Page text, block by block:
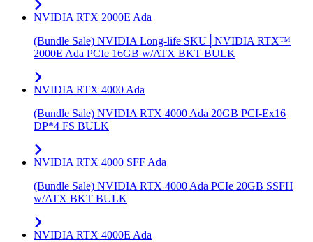
NVIDIA RTX 2000E Ada
(Bundle Sale) NVIDIA Long-life SKU│NVIDIA RTX™
2000E Ada PCIe 16GB w/ATX BKT BULK
NVIDIA RTX 4000 Ada
(Bundle Sale) NVIDIA RTX 4000 Ada 20GB PCI-Ex16
DP*4 FS BULK
NVIDIA RTX 4000 SFF Ada
(Bundle Sale) NVIDIA RTX 4000 Ada PCIe 20GB SSFH
w/ATX BKT BULK
NVIDIA RTX 4000E Ada